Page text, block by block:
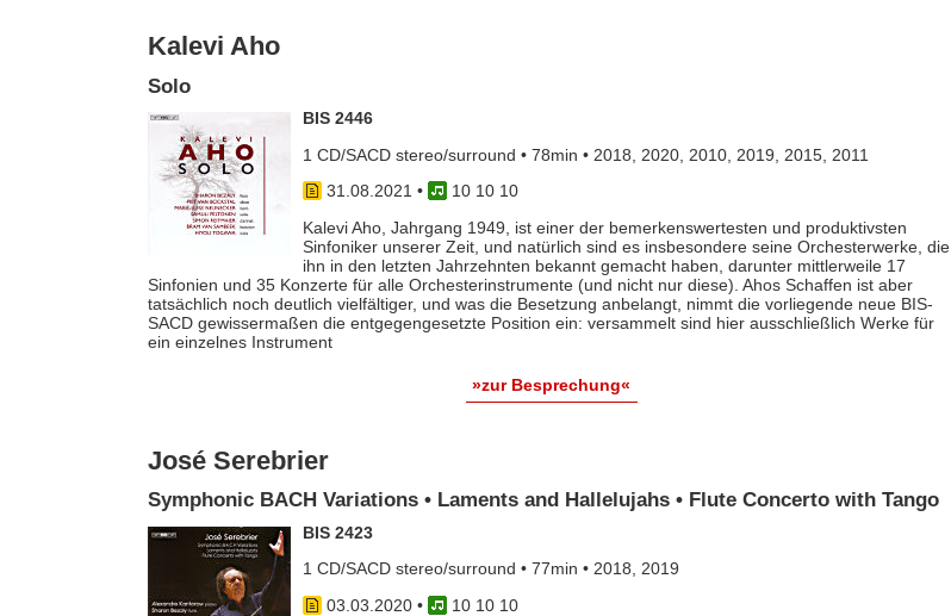
Kalevi Aho
Solo
BIS 2446
1 CD/SACD stereo/surround • 78min • 2018, 2020, 2010, 2019, 2015, 2011
31.08.2021 •
10 10 10
Kalevi Aho, Jahrgang 1949, ist einer der bemerkenswertesten und produktivsten
Sinfoniker unserer Zeit, und natürlich sind es insbesondere seine Orchesterwerke, die
ihn in den letzten Jahrzehnten bekannt gemacht haben, darunter mittlerweile 17
Sinfonien und 35 Konzerte für alle Orchesterinstrumente (und nicht nur diese). Ahos Schaffen ist aber
tatsächlich noch deutlich vielfältiger, und was die Besetzung anbelangt, nimmt die vorliegende neue BIS-
SACD gewissermaßen die entgegengesetzte Position ein: versammelt sind hier ausschließlich Werke für
ein einzelnes Instrument
»zur Besprechung«
José Serebrier
Symphonic BACH Variations • Laments and Hallelujahs • Flute Concerto with Tango
BIS 2423
1 CD/SACD stereo/surround • 77min • 2018, 2019
03.03.2020•
10 10 10